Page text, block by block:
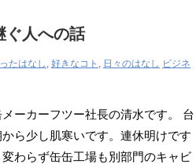
ぐ人への話
たはなし , 好きなコト , 日々のはなし ビジネ
ーカーフツー社長の清水です。 台
ら少し肌寒いです。連休明けです
わらず缶缶工場も別部門のキャビ